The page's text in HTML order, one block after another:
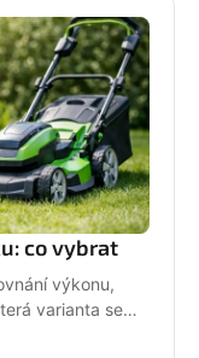
co vybrat
výkonu,
varianta se